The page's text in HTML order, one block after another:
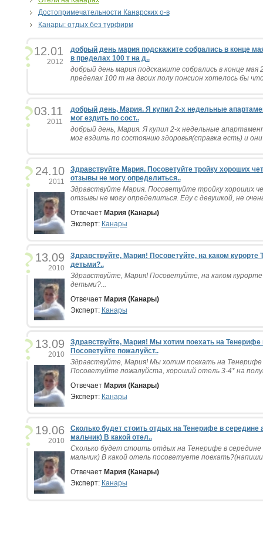
Достопримечательности Канарских о-в
Канары: отдых без турфирм
12.01
2012
добрый день мария подскажите собрались в конце
в пределах 100 т на д..
добрый день мария подскажите собрались в конце
пределах 100 т на двоих полу понсион хотелось бы
03.11
2011
добрый день, Мария. Я купил 2-х недельные
мог ездить по сост..
добрый день, Мария. Я купил 2-х недельные
мог ездить по состоянию здоровья(справка есть) и
24.10
2011
Здравствуйте Мария. Посоветуйте тройку хороших
отзывы не могу определиться..
Здравствуйте Мария. Посоветуйте тройку хороших
отзывы не могу определиться. Еду с девушкой, не
Отвечает Мария (Канары)
Эксперт: Канары
13.09
2010
Здравствуйте, Мария! Посоветуйте, на каком
детьми?..
Здравствуйте, Мария! Посоветуйте, на каком
детьми?...
Отвечает Мария (Канары)
Эксперт: Канары
13.09
2010
Здравствуйте, Мария! Мы хотим поехать на Тенерифе
Посоветуйте пожалуйст..
Здравствуйте, Мария! Мы хотим поехать на Тенерифе
Посоветуйте пожалуйста, хороший отель 3-4* на
Отвечает Мария (Канары)
Эксперт: Канары
19.06
2010
Сколько будет стоить отдых на Тенерифе в середине
мальчик) В какой отел..
Сколько будет стоить отдых на Тенерифе в середине
мальчик) В какой отель посоветуете
Отвечает Мария (Канары)
Эксперт: Канары